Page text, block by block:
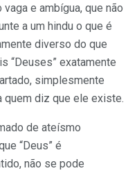
vaga e ambígua, que não
a um hindu o que é
diverso do que
“Deuses” exatamente
simplesmente
quem diz que ele existe.
de ateísmo
“Deus” é
não se pode